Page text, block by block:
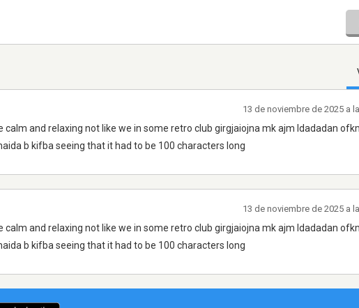
calm and relaxing not like we in some retro club girgjaiojna mk ajm ldadadan
b kifba seeing that it had to be 100 characters long
13 de noviembre de 2025 a
calm and relaxing not like we in some retro club girgjaiojna mk ajm ldadadan
b kifba seeing that it had to be 100 characters long
13 de noviembre de 2025 a